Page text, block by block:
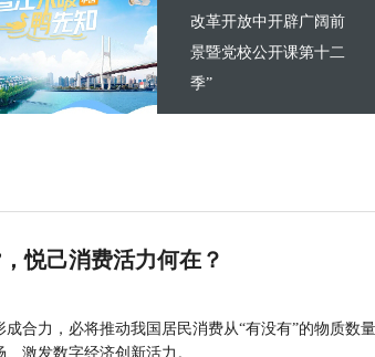
改革开放中开辟广阔前
景暨党校公开课第十二
季”
悦己消费活力何在？
合力，必将推动我国居民消费从“有没有”的物质数
激发数字经济创新活力。